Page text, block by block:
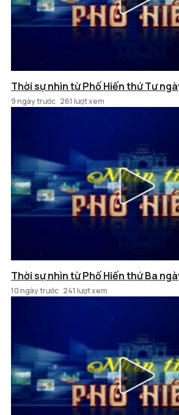
Thời sự nhìn từ Phố Hiến thứ Tư
9 ngày trước 261 lượt xem
Thời sự nhìn từ Phố Hiến thứ Ba
10 ngày trước 241 lượt xem